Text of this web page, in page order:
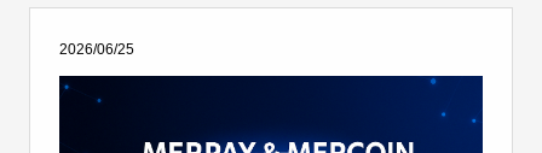
2026/06/25